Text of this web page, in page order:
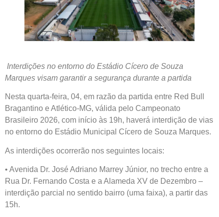
Interdições no entorno do Estádio Cícero de Souza
Marques visam garantir a segurança durante a partida
Nesta quarta-feira, 04, em razão da partida entre Red Bull
Bragantino e Atlético-MG, válida pelo Campeonato
Brasileiro 2026, com início às 19h, haverá interdição de vias
no entorno do Estádio Municipal Cícero de Souza Marques.
As interdições ocorrerão nos seguintes locais:
• Avenida Dr. José Adriano Marrey Júnior, no trecho entre a
Rua Dr. Fernando Costa e a Alameda XV de Dezembro –
interdição parcial no sentido bairro (uma faixa), a partir das
15h.